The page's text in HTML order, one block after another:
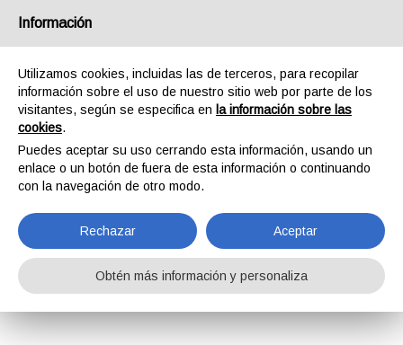
Información
Utilizamos cookies, incluidas las de terceros, para recopilar
información sobre el uso de nuestro sitio web por parte de los
visitantes, según se especifica en la información sobre las
cookies.
Puedes aceptar su uso cerrando esta información, usando un
enlace o un botón de fuera de esta información o continuando
con la navegación de otro modo.
Rechazar Aceptar
Obtén más información y personaliza